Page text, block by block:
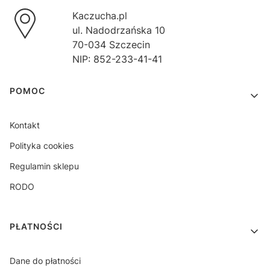
Kaczucha.pl
ul. Nadodrzańska 10
70-034 Szczecin
NIP: 852-233-41-41
Linki w stopce
POMOC
Kontakt
Polityka cookies
Regulamin sklepu
RODO
PŁATNOŚCI
Dane do płatności